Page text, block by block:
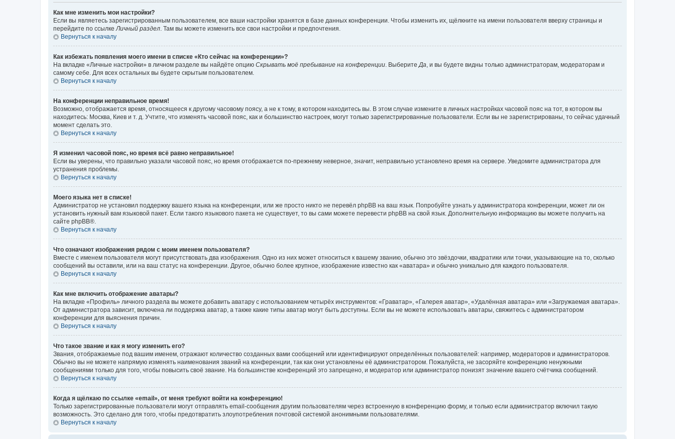
Как мне изменить мои настройки?
Если вы являетесь зарегистрированным пользователем, все ваши настройки хранятся в базе данных конференции. Чтобы изменить их, щёлкните на имени пользователя вверху страницы и
перейдите по ссылкеЛичный раздел. Там вы можете изменить все свои настройки и предпочтения.
Вернуться к началу
Как избежать появления моего имени в списке «Кто сейчас на конференции»?
На вкладке «Личные настройки» в личном разделе вы найдёте опцию Скрывать моё пребывание на конференции. ВыберитеДа, и вы будете видны только администраторам, модераторам и
самому себе. Для всех остальных вы будете скрытым пользователем.
Вернуться к началу
На конференции неправильное время!
Возможно, отображается время, относящееся к другому часовому поясу, а не к тому, в котором находитесь вы. В этом случае измените в личных настройках часовой пояс на тот, в котором вы
находитесь: Москва, Киев и т. д. Учтите, что изменять часовой пояс, как и большинство настроек, могут только зарегистрированные пользователи. Если вы не зарегистрированы, то сейчас удачный
момент сделать это.
Вернуться к началу
Я изменил часовой пояс, но время всё равно неправильное!
Если вы уверены, что правильно указали часовой пояс, но время отображается по-прежнему неверное, значит, неправильно установлено время на сервере. Уведомите администратора для
устранения проблемы.
Вернуться к началу
Моего языка нет в списке!
Администратор не установил поддержку вашего языка на конференции, или же просто никто не перевёл phpBB на ваш язык. Попробуйте узнать у администратора конференции, может ли он
установить нужный вам языковой пакет. Если такого языкового пакета не существует, то вы сами можете перевести phpBB на свой язык. Дополнительную информацию вы можете получить на
сайте phpBB®.
Вернуться к началу
Что означают изображения рядом с моим именем пользователя?
Вместе с именем пользователя могут присутствовать два изображения. Одно из них может относиться к вашему званию, обычно это звёздочки, квадратики или точки, указывающие на то, сколько
сообщений вы оставили, или на ваш статус на конференции. Другое, обычно более крупное, изображение известно как «аватара» и обычно уникально для каждого пользователя.
Вернуться к началу
Как мне включить отображение аватары?
На вкладке «Профиль» личного раздела вы можете добавить аватару с использованием четырёх инструментов: «Граватар», «Галерея аватар», «Удалённая аватара» или «Загружаемая аватара».
От администратора зависит, включена ли поддержка аватар, а также какие типы аватар могут быть доступны. Если вы не можете использовать аватары, свяжитесь с администратором
конференции для выяснения причин.
Вернуться к началу
Что такое звание и как я могу изменить его?
Звания, отображаемые под вашим именем, отражают количество созданных вами сообщений или идентифицируют определённых пользователей: например, модераторов и администраторов.
Обычно вы не можете напрямую изменять наименования званий на конференции, так как они установлены её администратором. Пожалуйста, не засоряйте конференцию ненужными
сообщениями только для того, чтобы повысить своё звание. На большинстве конференций это запрещено, и модератор или администратор понизят значение вашего счётчика сообщений.
Вернуться к началу
Когда я щёлкаю по ссылке «email», от меня требуют войти на конференцию!
Только зарегистрированные пользователи могут отправлять email-сообщения другим пользователям через встроенную в конференцию форму, и только если администратор включил такую
возможность. Это сделано для того, чтобы предотвратить злоупотребления почтовой системой анонимными пользователями.
Вернуться к началу